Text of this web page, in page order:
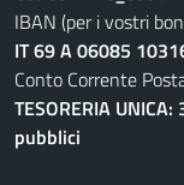
IBAN (per i vostri
IT 69 A 06085
Conto Corrente
TESORERIA
pubblici